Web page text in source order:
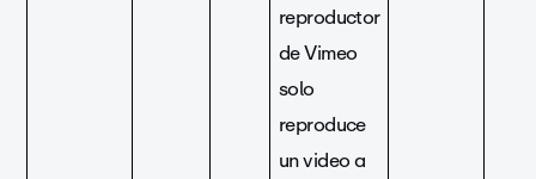
reproductor
de Vimeo
solo
reproduce
un video a